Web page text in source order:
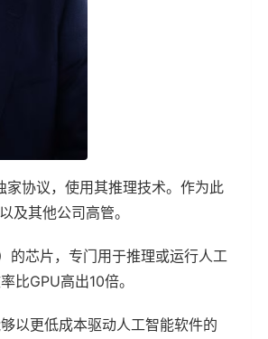
协议，使用其推理技术。作为此
及其他公司高管。
芯片，专门用于推理或运行人工
比GPU高出10倍。
以更低成本驱动人工智能软件的